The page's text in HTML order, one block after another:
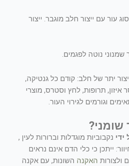
עור עם ייצור חלב מוגבר. ייצור
שמנוני נוטה לפגמים.
יתר של חלב: קודם כל גנטיקה,
איזון, תרופות, לחץ וסטרס, מוצרי
וגורמים לגירוי העור.
שומני?
ידי נקבוביות מוגדלות וברורות לעין ,
ייתכן כי כלי הדם אינם נראים
ולצורות האקנה השונות, עם אקנה